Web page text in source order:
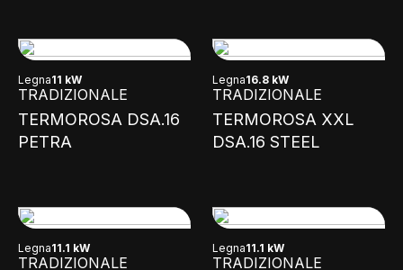
Legna11 kW
TRADIZIONALE
TERMOROSA DSA.16
PETRA
Legna16.8 kW
TRADIZIONALE
TERMOROSA XXL
DSA.16 STEEL
Legna11.1 kW
TRADIZIONALE
Legna11.1 kW
TRADIZIONALE